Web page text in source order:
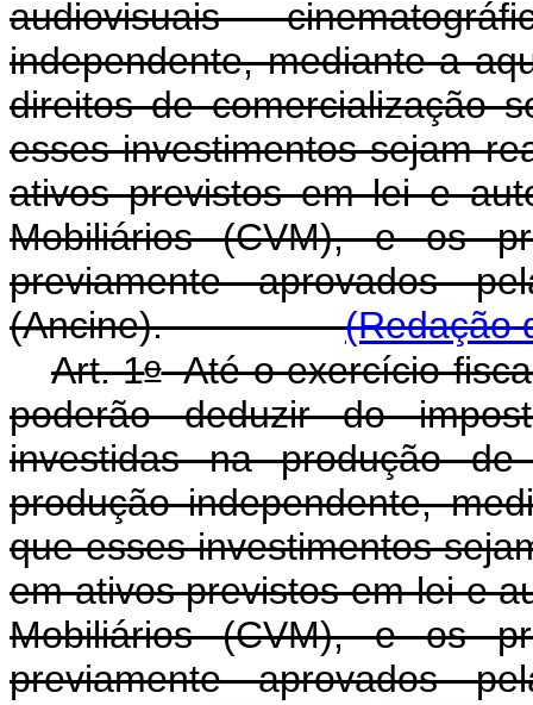
audiovisuais
independente, mediante a
direitos de comercialização
esses investimentos sejam
ativos previstos em lei e
Mobiliários (CVM), e os
previamente aprovados
(Ancine).(Redação
Art. 1oAté o exercício
poderão deduzir do
investidas na produção
produção independente,
que esses investimentos
em ativos previstos em lei e
Mobiliários (CVM), e os
previamente aprovados